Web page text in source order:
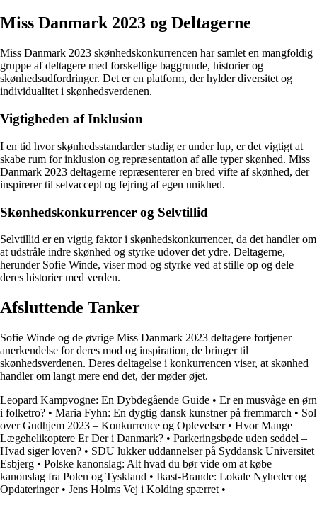
Miss Danmark 2023 og Deltagerne
Miss Danmark 2023 skønhedskonkurrencen har samlet en mangfoldig
gruppe af deltagere med forskellige baggrunde, historier og
skønhedsudfordringer. Det er en platform, der hylder diversitet og
individualitet i skønhedsverdenen.
Vigtigheden af Inklusion
I en tid hvor skønhedsstandarder stadig er under lup, er det vigtigt at
skabe rum for inklusion og repræsentation af alle typer skønhed. Miss
Danmark 2023 deltagerne repræsenterer en bred vifte af skønhed, der
inspirerer til selvaccept og fejring af egen unikhed.
Skønhedskonkurrencer og Selvtillid
Selvtillid er en vigtig faktor i skønhedskonkurrencer, da det handler om
at udstråle indre skønhed og styrke udover det ydre. Deltagerne,
herunder Sofie Winde, viser mod og styrke ved at stille op og dele
deres historier med verden.
Afsluttende Tanker
Sofie Winde og de øvrige Miss Danmark 2023 deltagere fortjener
anerkendelse for deres mod og inspiration, de bringer til
skønhedsverdenen. Deres deltagelse i konkurrencen viser, at skønhed
handler om langt mere end det, der møder øjet.
Leopard Kampvogne: En Dybdegående Guide • Er en musvåge en ørn
i folketro? • Maria Fyhn: En dygtig dansk kunstner på fremmarch • Sol
over Gudhjem 2023 – Konkurrence og Oplevelser• Hvor Mange
Lægehelikoptere Er Der i Danmark? • Parkeringsbøde uden seddel –
Hvad siger loven? • SDU lukker uddannelser på Syddansk Universitet
Esbjerg • Polske kanonslag: Alt hvad du bør vide om at købe
kanonslag fra Polen og Tyskland • Ikast-Brande: Lokale Nyheder og
Opdateringer• Jens Holms Vej i Kolding spærret •